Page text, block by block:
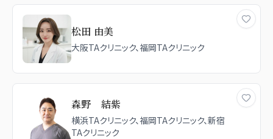
松田 由美
大阪TAクリニック、福岡TAクリニック
森野 結紫
横浜TAクリニック、福岡TAクリニック、新宿
TAクリニック